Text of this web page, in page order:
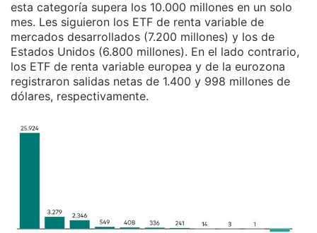
esta categoría supera los 10.000 millones en un solo
mes. Les siguieron los ETF de renta variable de
mercados desarrollados (7.200 millones) y los de
Estados Unidos (6.800 millones). En el lado contrario,
los ETF de renta variable europea y de la eurozona
registraron salidas netas de 1.400 y 998 millones de
dólares, respectivamente.